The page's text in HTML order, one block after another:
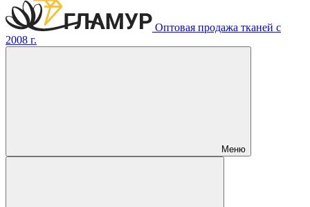
Оптовая продажа тканей с
2008 г.
Меню